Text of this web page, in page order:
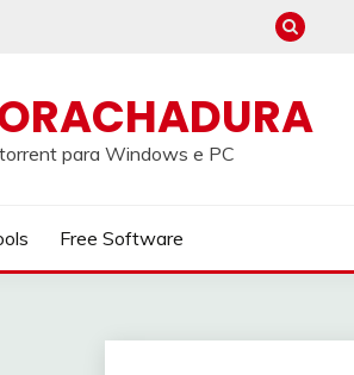
para Windows e PC
Free Software